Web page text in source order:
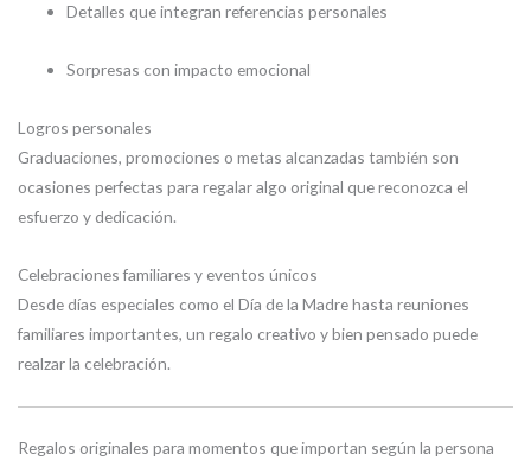
Detalles que integran referencias personales
Sorpresas con impacto emocional
Logros personales
Graduaciones, promociones o metas alcanzadas también son
ocasiones perfectas para regalar algo original que reconozca el
esfuerzo y dedicación.
Celebraciones familiares y eventos únicos
Desde días especiales como el Día de la Madre hasta reuniones
familiares importantes, un regalo creativo y bien pensado puede
realzar la celebración.
Regalos originales para momentos que importan según la persona